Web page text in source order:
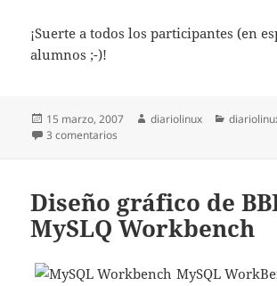
¡Suerte a todos los participantes (en
alumnos ;-)!
Publicado
el
15 marzo, 2007 Autor
diariolinux
3 comentarios
Diseño gráfico de
MySLQ Workbench
MySQL